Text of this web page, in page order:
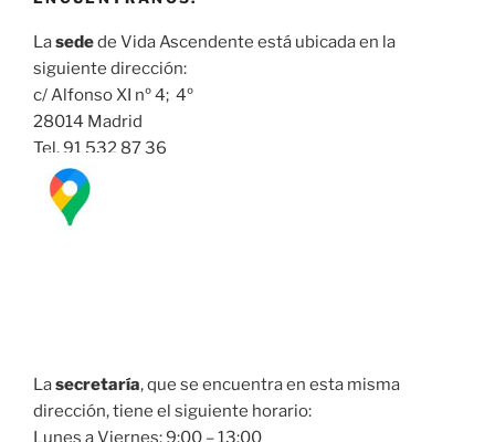
Lasedede Vida Ascendente está ubicada en la
siguiente dirección:
c/ Alfonso XI nº 4; 4º
28014 Madrid
Tel. 91 532 87 36
Lasecretaría, que se encuentra en esta misma
dirección, tiene el siguiente horario:
Lunes a Viernes: 9:00 – 13:00